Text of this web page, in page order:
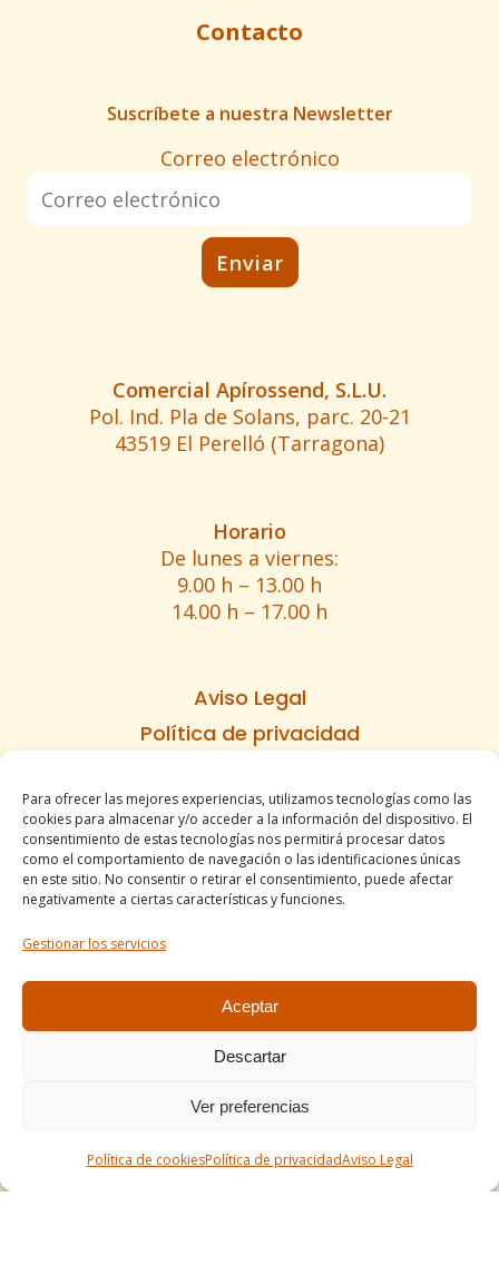
Para ofrecer las mejores experiencias, utilizamos tecnologías como las
cookies para almacenar y/o acceder a la información del dispositivo. El
consentimiento de estas tecnologías nos permitirá procesar datos
como el comportamiento de navegación o las identificaciones únicas
en este sitio. No consentir o retirar el consentimiento, puede afectar
negativamente a ciertas características y funciones.
Gestionar los servicios
Aceptar
Descartar
Ver preferencias
Política de cookiesPolítica de privacidadAviso Legal
Contacto
Suscríbete a nuestra Newsletter
Correo electrónico
Comercial Apírossend, S.L.U.
Pol. Ind. Pla de Solans, parc. 20-21
43519 El Perelló (Tarragona)
Horario
De lunes a viernes:
9.00 h – 13.00 h
14.00 h – 17.00 h
Aviso Legal
Política de privacidad
Informe de accesibilidad
Condiciones de venta
Mapa del sitio
comercial@apirossend.com